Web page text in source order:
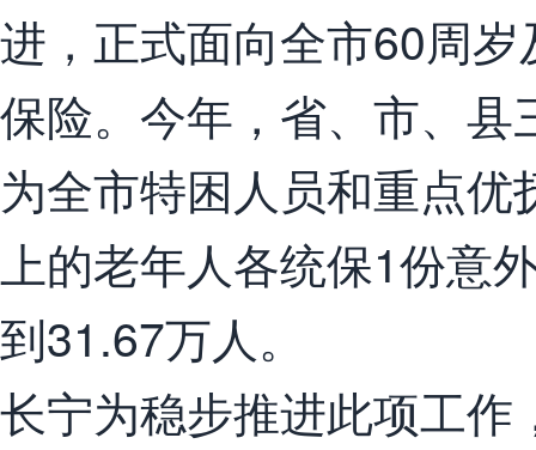
进，正式面向全市60周
保险。今年，省、市、
为全市特困人员和重点
上的老年人各统保1份意
到31.67万人。
长宁为稳步推进此项工